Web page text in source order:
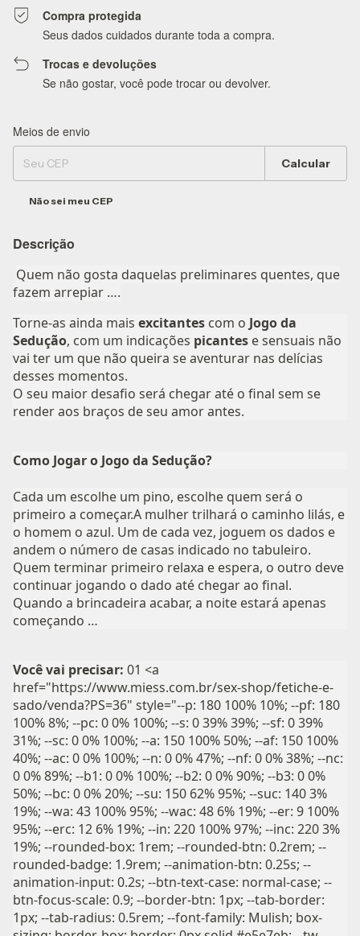
Compra protegida
Seus dados cuidados durante toda a compra.
Trocas e devoluções
Se não gostar, você pode trocar ou devolver.
Entregas para o CEP:
Meios de envio
Calcular
Não sei meu CEP
Descrição
Quem não gosta daquelas preliminares quentes, que
fazem arrepiar ….
Torne-as ainda mais excitantes com o Jogo da
Sedução, com um indicações picantes e sensuais não
vai ter um que não queira se aventurar nas delícias
desses momentos.
O seu maior desafio será chegar até o final sem se
render aos braços de seu amor antes.
Como Jogar o Jogo da Sedução?
Cada um escolhe um pino, escolhe quem será o
primeiro a começar.A mulher trilhará o caminho lilás, e
o homem o azul. Um de cada vez, joguem os dados e
andem o número de casas indicado no tabuleiro.
Quem terminar primeiro relaxa e espera, o outro deve
continuar jogando o dado até chegar ao final.
Quando a brincadeira acabar, a noite estará apenas
começando …
Você vai precisar: 01 <a
href="https://www.miess.com.br/sex-shop/fetiche-e-
sado/venda?PS=36" style="--p: 180 100% 10%; --pf: 180
100% 8%; --pc: 0 0% 100%; --s: 0 39% 39%; --sf: 0 39%
31%; --sc: 0 0% 100%; --a: 150 100% 50%; --af: 150 100%
40%; --ac: 0 0% 100%; --n: 0 0% 47%; --nf: 0 0% 38%; --nc:
0 0% 89%; --b1: 0 0% 100%; --b2: 0 0% 90%; --b3: 0 0%
50%; --bc: 0 0% 20%; --su: 150 62% 95%; --suc: 140 3%
19%; --wa: 43 100% 95%; --wac: 48 6% 19%; --er: 9 100%
95%; --erc: 12 6% 19%; --in: 220 100% 97%; --inc: 220 3%
19%; --rounded-box: 1rem; --rounded-btn: 0.2rem; --
rounded-badge: 1.9rem; --animation-btn: 0.25s; --
animation-input: 0.2s; --btn-text-case: normal-case; --
btn-focus-scale: 0.9; --border-btn: 1px; --tab-border:
1px; --tab-radius: 0.5rem; --font-family: Mulish; box-